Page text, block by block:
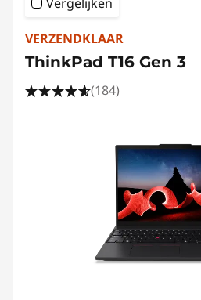
VERZENDKLAAR
ThinkPad T16 Gen 3
(184)